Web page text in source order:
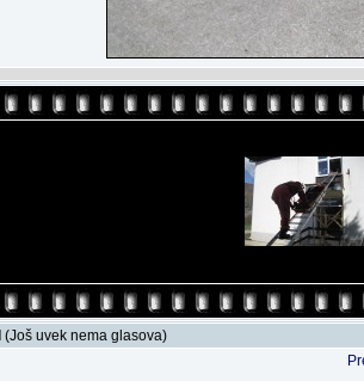
(Još uvek nema glasova)